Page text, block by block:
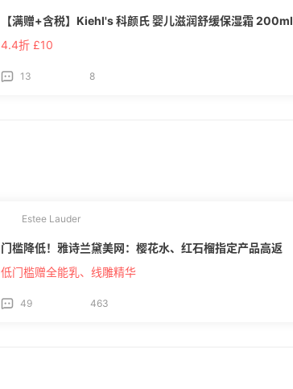
【满赠+含税】Kiehl's 科颜氏 婴儿滋润舒缓保湿霜 200ml
4.4折 £10
13 8
Estee Lauder
门槛降低！雅诗兰黛美网：樱花水、红石榴指定产品高返
低门槛赠全能乳、线雕精华
49 463